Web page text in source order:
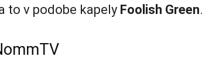
to v podobe kapely Foolish Green